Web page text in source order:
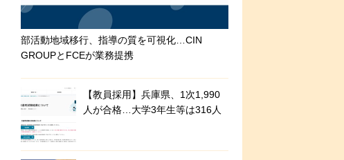
部活動地域移行、指導の質を可視化…CIN
GROUPとFCEが業務提携
【教員採用】兵庫県、1次1,990
人が合格…大学3年生等は316人